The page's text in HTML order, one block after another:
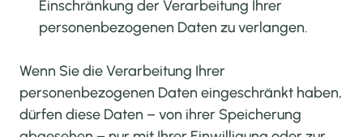
Einschränkung der Verarbeitung Ihrer
personenbezogenen Daten zu verlangen.
Wenn Sie die Verarbeitung Ihrer
personenbezogenen Daten eingeschränkt haben,
dürfen diese Daten – von ihrer Speicherung